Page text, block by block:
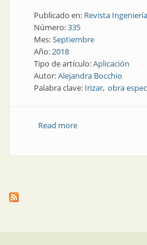
Publicado en: Revista
Número:335
Mes:Septiembre
Año:2018
Tipo de artículo:Aplicación
Autor:Alejandra Bocchio
Palabra clave: Irizar obra
Read moreabout Obras